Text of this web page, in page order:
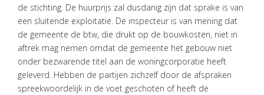
DIENSTEN
de stichting. De huurprijs zal dusdanig zijn dat sprake is van
een sluitende exploitatie. De inspecteur is van mening dat
de gemeente de btw, die drukt op de bouwkosten, niet in
aftrek mag nemen omdat de gemeente het gebouw niet
onder bezwarende titel aan de woningcorporatie heeft
geleverd. Hebben de partijen zichzelf door de afspraken
spreekwoordelijk in de voet geschoten of heeft de